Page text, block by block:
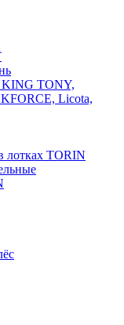
TONY,
Licota,
лотках TORIN